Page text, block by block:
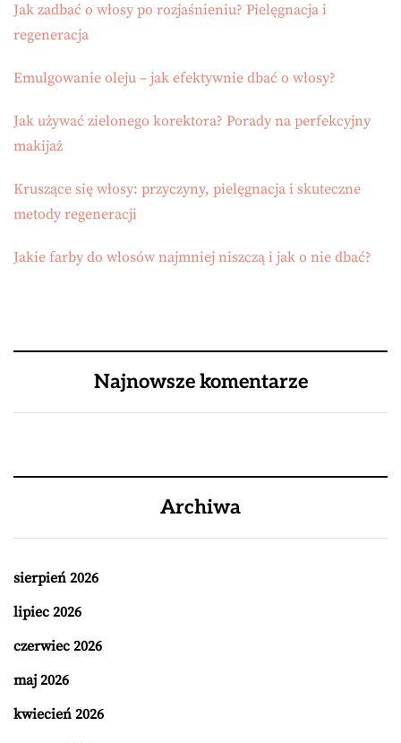
Jak zadbać o włosy po rozjaśnieniu? Pielęgnacja i
regeneracja
Emulgowanie oleju – jak efektywnie dbać o włosy?
Jak używać zielonego korektora? Porady na perfekcyjny
makijaż
Kruszące się włosy: przyczyny, pielęgnacja i skuteczne
metody regeneracji
Jakie farby do włosów najmniej niszczą i jak o nie dbać?
Najnowsze komentarze
Archiwa
sierpień 2026
lipiec 2026
czerwiec 2026
maj 2026
kwiecień 2026